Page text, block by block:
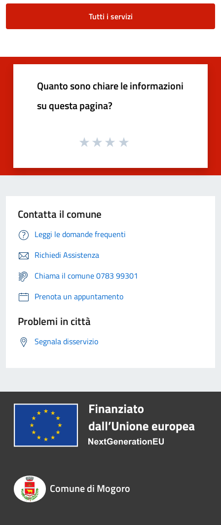
Tutti i servizi
Quanto sono chiare le informazioni
su questa pagina?
Contatta il comune
Leggi le domande frequenti
Richiedi Assistenza
Chiama il comune 0783 99301
Prenota un appuntamento
Problemi in città
Segnala disservizio
Comune di Mogoro